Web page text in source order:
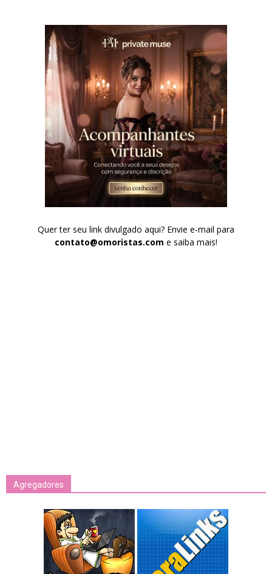
Quer ter seu link divulgado aqui? Envie e-mail para
contato@omoristas.com e saiba mais!
Agregadores